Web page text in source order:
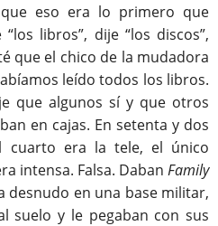
eso era lo primero que
libros”, dije “los discos”,
que el chico de la mudadora
leído todos los libros.
que algunos sí y que otros
en cajas. En setenta y dos
cuarto era la tele, el único
intensa. Falsa. Daban Family
desnudo en una base militar,
suelo y le pegaban con sus